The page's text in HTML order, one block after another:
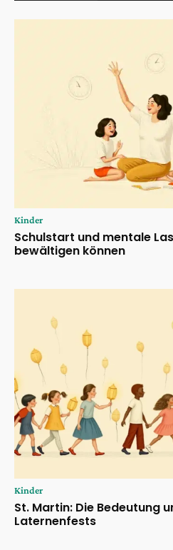
Kinder
Schulstart und mentale
bewältigen können
Kinder
St. Martin: Die Bedeutung
Laternenfests